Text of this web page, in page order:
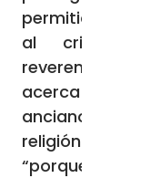
permitió,
al
reverencia.
acerca de
anciano que
religión
“porque es